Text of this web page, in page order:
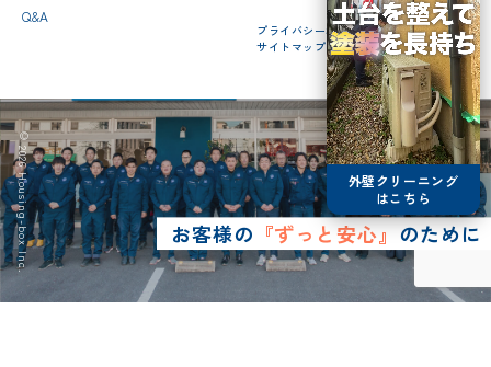
Q&A
プライバシーポリシー
サイトマップ
お客様の 『ずっと安心』のために
© 2026 Housing-box Inc.
外壁クリーニング
はこちら